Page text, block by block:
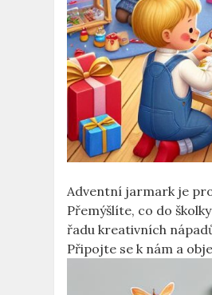
Adventní⁤ jarmark je​
Přemýšlíte, co do
řadu kreativních
Připojte se ‍k nám ‌a